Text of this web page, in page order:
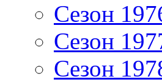
Сезон
Сезон
Сезон